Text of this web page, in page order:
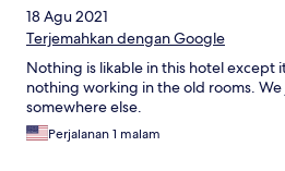
18 Agu 2021
Terjemahkan dengan Google
Nothing is likable in this hotel except
nothing working in the old rooms.
somewhere else.
Perjalanan 1 malam